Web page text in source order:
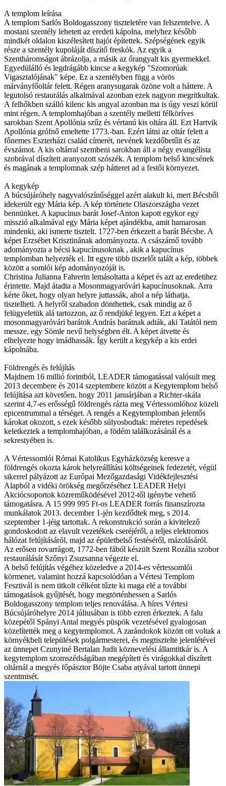
A templom leírása
A templom Sarlós Boldogasszony tiszteletére van felszentelve. A
mostani szentély lehetett az eredeti kápolna, melyhez később
mindkét oldalon kiszélesített hajót építettek. Szépségének egyik
része a szentély kupoláját díszítő freskók. Az egyik a
Szentháromságot ábrázolja, a másik az őrangyalt kis gyermekkel.
Egyedülálló és legdrágább kincse a kegykép "Szomorúak
Vigasztalójának" képe. Ez a szentélyben függ a vörös
márványfőoltár felett. Régen aranysugarak özöne volt a háttere. A
legutolsó restaurálás alkalmával azonban ezek nagyon megritkultak.
A felhőkben szálló kilenc kis angyal azonban ma is úgy veszi körül
mint régen. A templomhajóban a szentély melletti félköríves
sarokban Szent Apollónia szűz és vértanú kis oltára áll. Ezt Hartvik
Apollónia grófnő emeltette 1773.-ban. Ezért látni az oltár felett a
főnemes Eszterházi család címerét, nevének kezdőbetűit és az
évszámot. A kis oltárral szembeni sarokban áll a négy evangélista
szobrával díszített aranyozott szószék. A templom belső kincsének
és magának a templomnak szép hátteret ad a festői környezet.
A kegykép
A búcsújáróhely nagyvalószínűséggel azért alakult ki, mert Bécsből
idekerült egy Mária kép. A kép története Olaszországba vezet
bennünket. A kapucinus barát Josef-Anton kapott egykor egy
misszió alkalmával egy Mária képet ajándékba, amit hamarosan
mindenki, aki ismerte tisztelt. 1727-ben érkezett a barát Bécsbe. A
képet Erzsébet Krisztinának adományozta. A császárnő tovább
adományozta a bécsi kapucínusoknak , akik a kapucínus
templomban helyezték el. Itt egyre több tisztelőt talált a kép, többek
között a somlói kép adományozóját is.
Christina Julianna Fahrerin lemásoltatta a képet és azt az eredetihez
érintette. Majd átadta a Mosonmagyaróvári kapucínusoknak. Arra
kérte őket, hogy olyan helyre juttassák, ahol a nép láthatja,
tisztelheti. A helyről szabadon dönthettek, csak mindig az ő
felügyeletük alá tartozzon, az ő rendjüké legyen. Ezt a képet a
mosonmagyaróvári barátok András barátnak adták, aki Tatától nem
messze, egy Sömle nevű helységben élt. A képet átvette és
elhelyezte hogy imádhassák. Így került a kegykép a kis erdei
kápolnába.
Földrengés és felújítás
Majdnem 16 millió forintból, LEADER támogatással valósult meg
2013 decembere és 2014 szeptembere között a Kegytemplom belső
felújítása azt követően, hogy 2011 januárjában a Richter-skála
szerint 4,7-es erősségű földrengés rázta meg Vértessomlóhoz közeli
epicentrummal a térséget. A rengés a Kegytemplomban jelentős
károkat okozott, s ezek később súlyosbodtak: méretes repedések
keletkeztek a templomhajóban, a födém találkozásánál és a
sekrestyében is.
A Vértessomlói Római Katolikus Egyházközség keresve a
földrengés okozta károk helyreállítási költségeinek fedezetét, végül
sikerrel pályázott az Európai Mezőgazdasági Vidékfejlesztési
Alapból a vidéki örökség megőrzéséhez LEADER Helyi
Akciócsoportok közreműködésével 2012-től igénybe vehető
támogatásra. A 15 999 995 Ft-os LEADER forrás finanszírozta
munkálatok 2013. december 1-jén kezdődtek meg, s 2014.
szeptember 1-jéig tartottak. A rekonstrukció során a kivitelező
gondoskodott az elavult vezetékek cseréjéről, a teljes elektromos
hálózat felújításáról, majd az épületbelső festéséről, mázolásáról.
Az erősen rovarrágott, 1772-ben fából készült Szent Rozália szobor
restaurálását Szőnyi Zsuzsanna végezte el.
A belső felújítás végéhez közeledve a 2014-es vértessomlói
körmenet, valamint hozzá kapcsolódóan a Vértesi Templom
Fesztivál is nem titkolt célként tűzte ki maga elé a további
támogatások gyűjtését, hogy megtörténhessen a Sarlós
Boldogasszony templom teljes renoválása. A híres Vértesi
Búcsújáróhelyre 2014 júliusában is több ezren érkeztek. A falu
közepétől Spányi Antal megyés püspök vezetésével gyalogosan
közelítették meg a kegytemplomot. A zarándokok között ott voltak a
környékbeli települések polgármesterei, és megtisztelte jelenlétével
az ünnepet Czunyiné Bertalan Judit köznevelési államtitkár is. A
kegytemplom szomszédságában megépített és virágokkal díszített
oltárnál a megyés főpásztor Böjte Csaba atyával tartott ünnepi
szentmisét.